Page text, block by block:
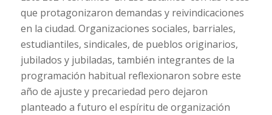
que protagonizaron demandas y reivindicaciones
en la ciudad. Organizaciones sociales, barriales,
estudiantiles, sindicales, de pueblos originarios,
jubilados y jubiladas, también integrantes de la
programación habitual reflexionaron sobre este
año de ajuste y precariedad pero dejaron
planteado a futuro el espíritu de organización